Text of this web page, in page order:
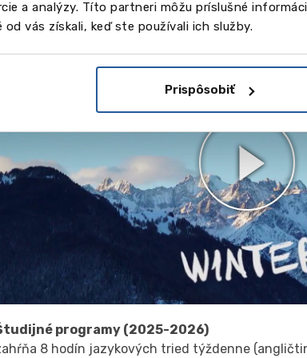
a analýzy. Títo partneri môžu príslušné
vás získali, keď ste používali ich služby.
Prispôsobiť
programy (2025-2026)
8 hodín jazykových tried týždenne